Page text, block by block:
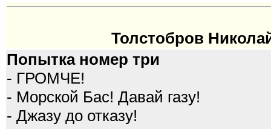
Толстобров
Попытка номер три
- ГРОМЧЕ!
- Морской Бас! Давай газу!
- Джазу до отказу!